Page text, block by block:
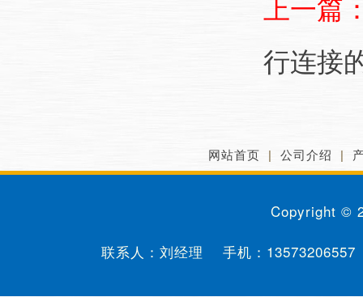
行连接
网站首页 | 公司介绍 |
Copyright ©
联系人：刘经理 手机： 13573206557